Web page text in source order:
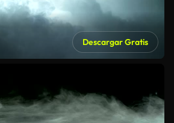
Descargar Gratis